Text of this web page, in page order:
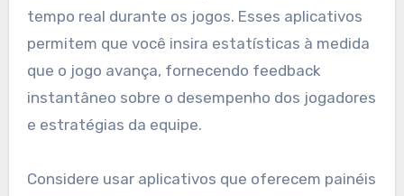
tempo real durante os jogos. Esses aplicativos
permitem que você insira estatísticas à medida
que o jogo avança, fornecendo feedback
instantâneo sobre o desempenho dos jogadores
e estratégias da equipe.
Considere usar aplicativos que oferecem painéis